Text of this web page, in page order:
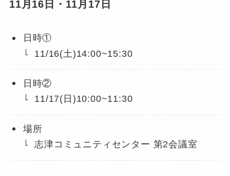
11月16日・11月17日
日時①
11/16(土)14:00~15:30
日時②
11/17(日)10:00~11:30
場所
志津コミュニティセンター 第2会議室